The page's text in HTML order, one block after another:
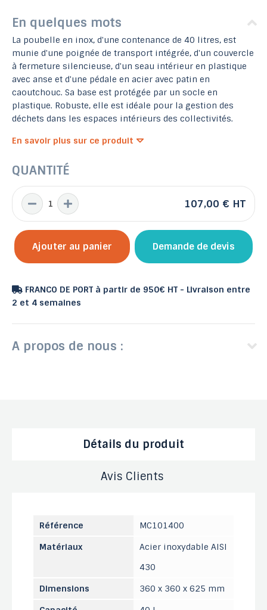
En quelques mots
La poubelle en inox, d'une contenance de 40 litres, est
munie d'une poignée de transport intégrée, d'un couvercle
à fermeture silencieuse, d'un seau intérieur en plastique
avec anse et d'une pédale en acier avec patin en
caoutchouc. Sa base est protégée par un socle en
plastique. Robuste, elle est idéale pour la gestion des
déchets dans les espaces intérieurs des collectivités.
En savoir plus sur ce produit
QUANTITÉ
107,00 € HT
Ajouter au panier Demande de devis
FRANCO DE PORT à partir de 950€ HT - Livraison entre
2 et 4 semaines
A propos de nous :
Détails du produit
Avis Clients
Référence
MC101400
Matériaux
Acier inoxydable AISI
430
Dimensions
360 x 360 x 625 mm